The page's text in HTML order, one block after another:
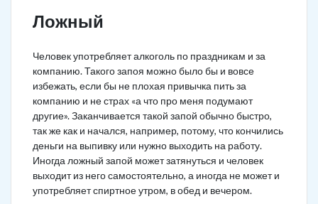
Ложный
Человек употребляет алкоголь по праздникам и за
компанию. Такого запоя можно было бы и вовсе
избежать, если бы не плохая привычка пить за
компанию и не страх «а что про меня подумают
другие». Заканчивается такой запой обычно быстро,
так же как и начался, например, потому, что кончились
деньги на выпивку или нужно выходить на работу.
Иногда ложный запой может затянуться и человек
выходит из него самостоятельно, а иногда не может и
употребляет спиртное утром, в обед и вечером.